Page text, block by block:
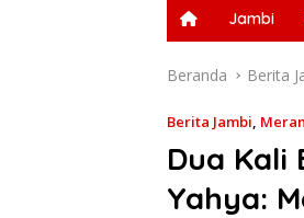
Jambi
Beranda Berita
Berita Jambi,
Dua Kali
Yahya: